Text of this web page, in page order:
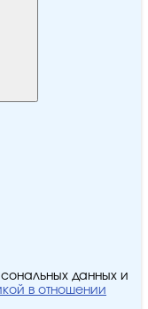
данных и
в отношении